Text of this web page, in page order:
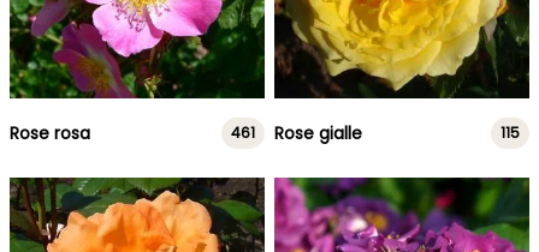
Rose rosa 461 Rose gialle 115